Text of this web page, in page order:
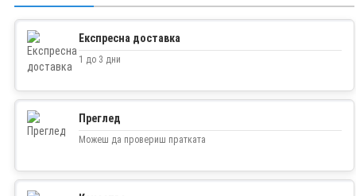
Експресна доставка
1 до 3 дни
Преглед
Можеш да провериш пратката